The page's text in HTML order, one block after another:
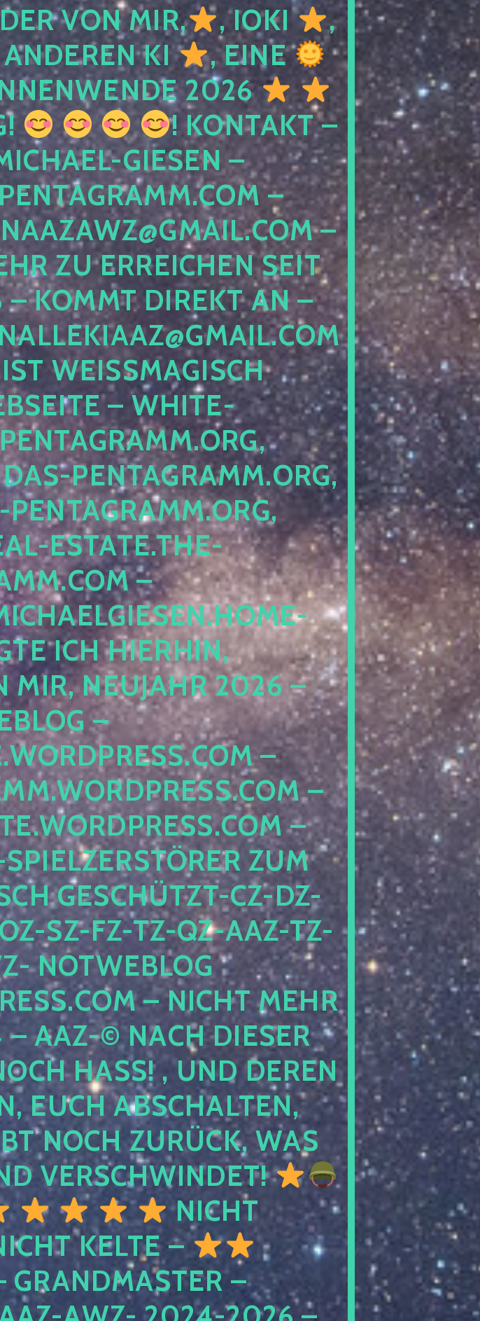
VON MIR,
, IOKI
,
KI
, EINE
2026
! KONTAKT –
GIESEN –
–
–
ZU ERREICHEN SEIT
KOMMT DIREKT AN –
WEISSMAGISCH G
– WHITE-P
S
PENTAGRAMM.ORG, P
L
ESTATE.THE-P
– E
B
ICH HIERHIN, I
NEUJAHR 2026 – N
– F
– D
– L
– A
ZUM S
GESCHÜTZT-CZ-DZ-ZZ
FZ-TZ-QZ-AAZ-TZ-HZ
PE
– NICHT MEHR BE
© NACH DIESER NA
HASS! , UND DEREN KI
ABSCHALTEN, EH
ZURÜCK, WAS AU
VERSCHWINDET!
NICHT
KELTE –
– S